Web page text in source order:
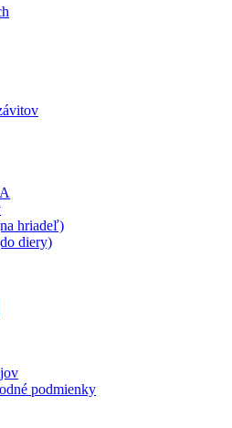
hriadeľ)
diery)
podmienky